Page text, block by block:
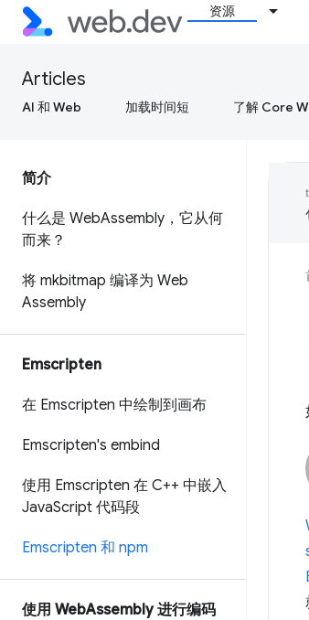
资源
Articles
AI 和 Web 加载时间短 了解 Core
简介
什么是 WebAssembly，它从何
而来？
将 mkbitmap 编译为 Web
Assembly
Emscripten
在 Emscripten 中绘制到画布
Emscripten's embind
使用 Emscripten 在 C++ 中嵌入
JavaScript 代码段
Emscripten 和 npm
使用 WebAssembly 进行编码